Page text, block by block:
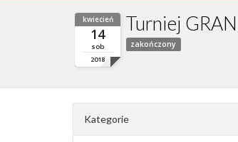
kwiecień
14
sob
2018
Turniej
zakończony
Kategorie